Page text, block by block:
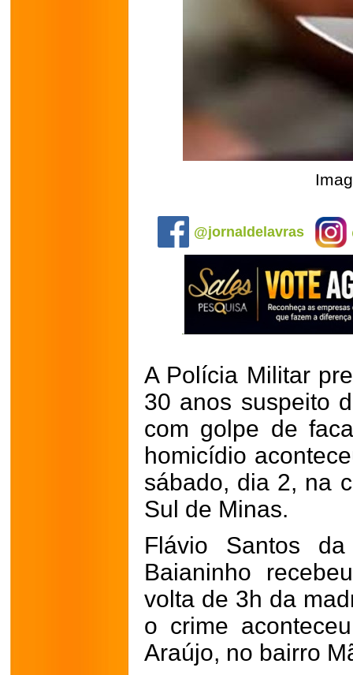
@jornaldelavras
A Polícia Militar
30 anos suspeito
com golpe de
homicídio
sábado, dia 2, na
Sul de Minas.
Flávio Santos
Baianinho
volta de 3h da
o crime
Araújo, no bairro